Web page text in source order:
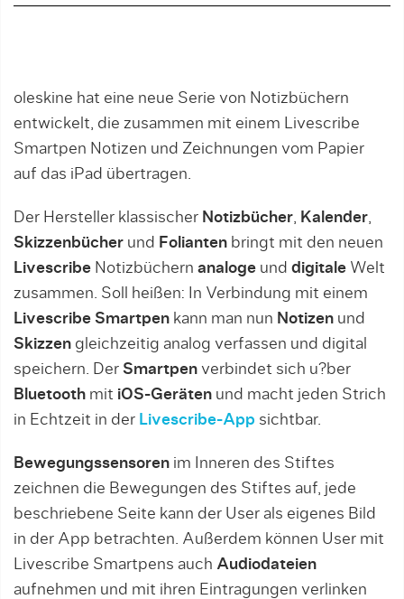
oleskine hat eine neue Serie von Notizbüchern
entwickelt, die zusammen mit einem Livescribe
Smartpen Notizen und Zeichnungen vom Papier
auf das iPad übertragen.
Der Hersteller klassischer Notizbücher, Kalender,
Skizzenbücher und Folianten bringt mit den neuen
Livescribe Notizbüchern analoge und digitale Welt
zusammen. Soll heißen: In Verbindung mit einem
Livescribe Smartpen kann man nun Notizen und
Skizzen gleichzeitig analog verfassen und digital
speichern. Der Smartpen verbindet sich u?ber
Bluetooth mit iOS-Geräten und macht jeden Strich
in Echtzeit in der Livescribe-App sichtbar.
Bewegungssensoren im Inneren des Stiftes
zeichnen die Bewegungen des Stiftes auf, jede
beschriebene Seite kann der User als eigenes Bild
in der App betrachten. Außerdem können User mit
Livescribe Smartpens auch Audiodateien
aufnehmen und mit ihren Eintragungen verlinken